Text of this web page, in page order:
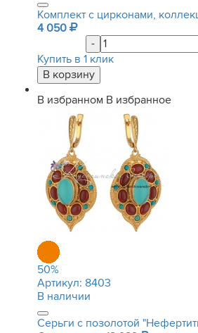
Комплект с цирконами,
4 050
-
Купить в 1 клик
В избранном В избранное
50%
Артикул: 8403
В наличии
Серьги с позолотой